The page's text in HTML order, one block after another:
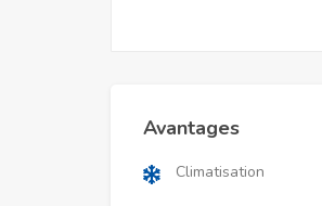
Avantages
Climatisation